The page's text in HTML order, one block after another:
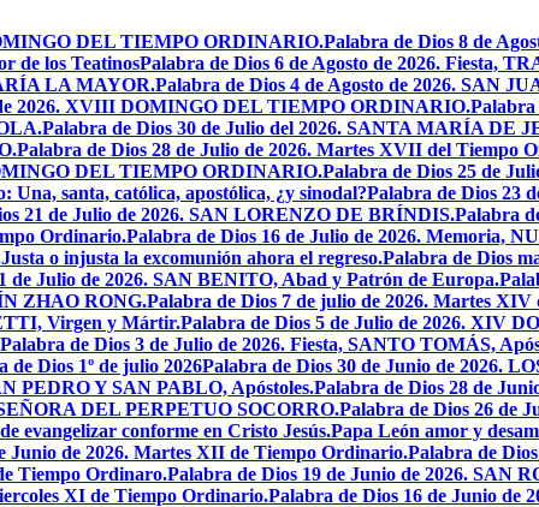
DEL TIEMPO ORDINARIO.Palabra de Dios 8 de
de los TeatinosPalabra de Dios 6 de Agosto de 2026. Fiesta,
LA MAYOR.Palabra de Dios 4 de Agosto de 2026. SAN
2026. XVIII DOMINGO DEL TIEMPO ORDINARIO.Palabra
Palabra de Dios 30 de Julio del 2026. SANTA MARÍA DE
Palabra de Dios 28 de Julio de 2026. Martes XVII del Tiempo
DEL TIEMPO ORDINARIO.Palabra de Dios 25 de
Una, santa, católica, apostólica, ¿y sinodal?Palabra de Dios 23
21 de Julio de 2026. SAN LORENZO DE BRÍNDIS.Palabra
Ordinario.Palabra de Dios 16 de Julio de 2026. Memoria,
Justa o injusta la excomunión ahora el regreso.Palabra de Dios
de Julio de 2026. SAN BENITO, Abad y Patrón de Europa.
ZHAO RONG.Palabra de Dios 7 de julio de 2026. Martes
Virgen y Mártir.Palabra de Dios 5 de Julio de 2026. XIV
Palabra de Dios 3 de Julio de 2026. Fiesta, SANTO TOMÁS,
de Dios 1º de julio 2026Palabra de Dios 30 de Junio de 2026.
PEDRO Y SAN PABLO, Apóstoles.Palabra de Dios 28 de
DEL PERPETUO SOCORRO.Palabra de Dios 26 de
evangelizar conforme en Cristo Jesús.Papa León amor y
Junio de 2026. Martes XII de Tiempo Ordinario.Palabra de
Tiempo Ordinaro.Palabra de Dios 19 de Junio de 2026. SAN
XI de Tiempo Ordinario.Palabra de Dios 16 de Junio de